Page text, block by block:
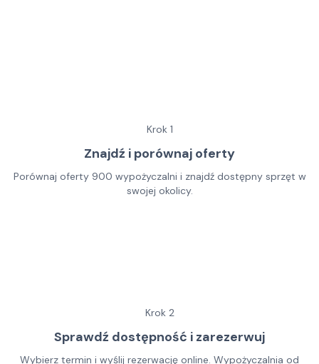
Krok 1
Znajdź i porównaj oferty
Porównaj oferty 900 wypożyczalni i znajdź dostępny sprzęt w
swojej okolicy.
Krok 2
Sprawdź dostępność i zarezerwuj
Wybierz termin i wyślij rezerwację online. Wypożyczalnia od